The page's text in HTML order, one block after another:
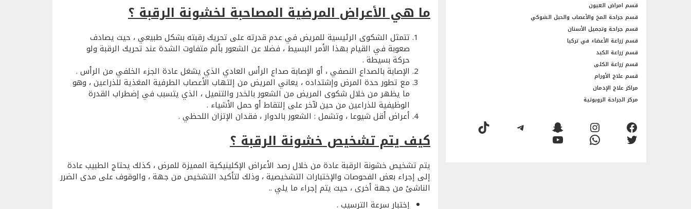
ما هي الأعراض المرضية المصاحبة لخشونة الرقبة ؟
تتمثل الشكوى الرئيسية للمريض في عدم قدرته على تحريك رقبته بشكل طبيعي ، حيث يصادف
صعوبة في القيام بهذا الأمر البسيط ، فضلا عن الشعور بألم متفاوت الشدة عند تحريك الرقبة ولو
حركة بسيطة .
الإصابة بالصداع النصفي ، أو الإصابة صداع الرأس العادي الذي يشغل عادة الجزء الخلفي من الرأس .
مع تطور حدة المرض وإشتداده ، يعاني المريض من إلتهاب الأعصاب الطرفية المغذية للذراعين ، وهو
ما يظهر من خلال شكوى المريض من الشعور بالخدر والتنميل ، الذي يتسبب في إضطراب القدرة
الوظيفية للذراعين من حين لآخر على إلتقاط أو حمل الأشياء .
أعراض أقل شيوعا ، وتشمل : الشعور بالدوار ، فقدان الإتزان اللحظي .
كيف يتم تشخيص خشونة الرقبة ؟
يتم تشخيص خشونة الرقبة عادة من خلال رصد الأعراض الإكلينيكية المميزة للمرض ، كذلك يحتاج الطبيب عادة
إلى إجراء بعض الفحوصات والإختبارات التشخيصية ، وذلك لتأكيد التشخيص من جهة ، والوقوف على مدى الضرر
الناشئ من جهة أخرى ، حيث يتم إجراء ما يلي ..
إختبار سرعة الترسيب .
قسم امراض العيون
قسم جراحة المخ والأعصاب والحبل الشوكي
قسم جراحة وتجميل الأسنان
قسم زراعة الأعضاء في تركيا
قسم زراعة الكبد
قسم زراعة الكلى
قسم علاج الأورام
مراكز علاج الإدمان
مركز الجراحة الروبوتية
فيسبوكإنستجرام
سناب شات تيليجرامتيك توك
تويتر واتسابيوتيوب